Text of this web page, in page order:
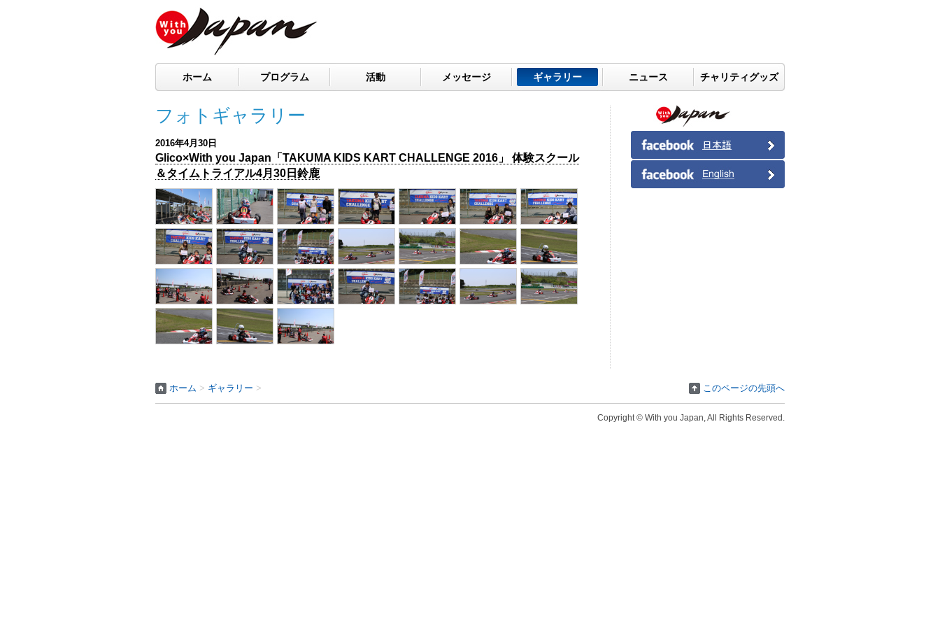
ホーム プログラム 活動 メッセージ ギャラリー ニュース チャリティグッズ
フォトギャラリー
2016年4月30日
Glico×With you Japan「TAKUMA KIDS KART CHALLENGE 2016」 体験スクール
＆タイムトライアル4月30日鈴鹿
ホーム > ギャラリー > このページの先頭へ
Copyright © With you Japan, All Rights Reserved.